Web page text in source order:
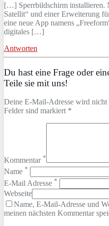
[…] Sperrbildschirm installieren.
Satellit“ und einer Erweiterung
eine neue App namens
digitales […]
Antworten
Du hast eine Frage oder
Teile sie mit uns!
Deine E-Mail-Adresse wird
Felder sind markiert *
Kommentar *
Name *
E-Mail Adresse *
Webseite
Name, E-Mail-Adresse und
meinen nächsten Kommentar